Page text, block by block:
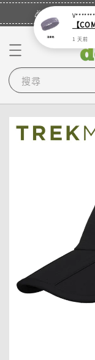
🎉登入會員・
搜尋
1 天前